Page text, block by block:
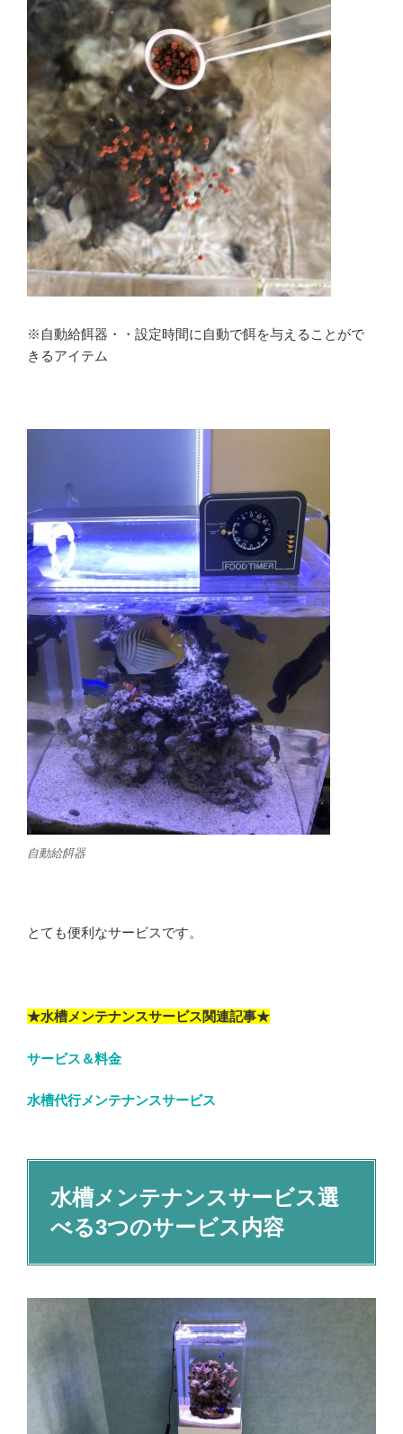
※自動給餌器・・設定時間に自動で餌を与えることがで
きるアイテム
自動給餌器
とても便利なサービスです。
★水槽メンテナンスサービス関連記事★
サービス＆料金
水槽代行メンテナンスサービス
水槽メンテナンスサービス選
べる3つのサービス内容